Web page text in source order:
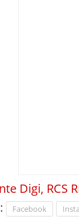
Digi, RCS
Facebook